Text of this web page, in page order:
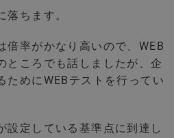
ちます。
倍率がかなり高いので、WEB
ところでも話しましたが、企
ためにWEBテストを行ってい
設定している基準点に到達し